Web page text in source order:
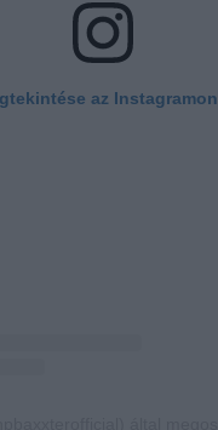
az Instagramon